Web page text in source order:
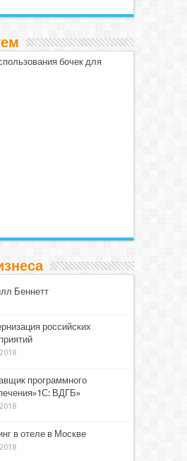
бочек для
Беннетт
российских
программного
ВДГБ»
в отеле в Москве